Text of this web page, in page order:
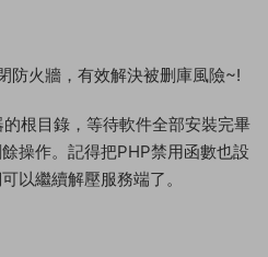
-O install.sh
安裝好了寶塔，這裏有單獨的寶
登錄寶塔面闆。